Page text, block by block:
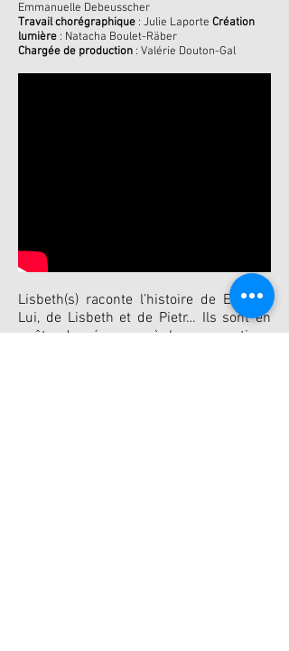
Emmanuelle Debeusscher
Travail chorégraphique : Julie Laporte Création
lumière : Natacha Boulet-Räber
Chargée de production : Valérie Douton-Gal
Lisbeth(s) raconte l’histoire de Elle, de
Lui, de Lisbeth et de Pietr… Ils sont en
quête de réponses à leurs questions